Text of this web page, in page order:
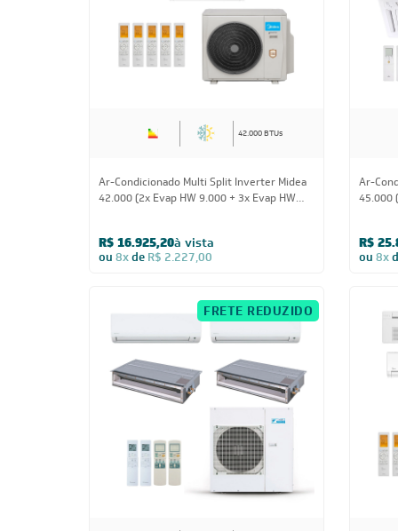
42.000 BTUs
Ar-Condicionado Multi Split Inverter Midea
42.000 (2x Evap HW 9.000 + 3x Evap HW
R$ 16.925,20à vista
ou 8xde R$ 2.227,00
Ar-
45.000
R$
ou 8x
FRETE REDUZIDO